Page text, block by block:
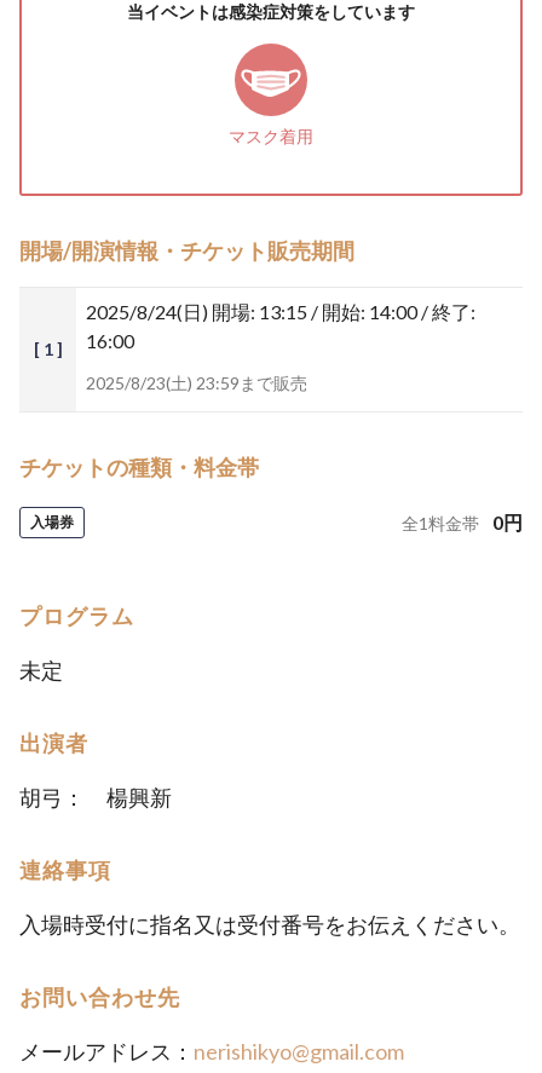
当イベントは感染症対策をしています
マスク着用
開場/開演情報・チケット販売期間
[ 1 ]
2025/8/24(日) 開場: 13:15 / 開始: 14:00 / 終了:
16:00
2025/8/23(土) 23:59まで販売
チケットの種類・料金帯
入場券 全1料金帯 0円
プログラム
未定
出演者
胡弓： 楊興新
連絡事項
入場時受付に指名又は受付番号をお伝えください。
お問い合わせ先
メールアドレス： nerishikyo@gmail.com